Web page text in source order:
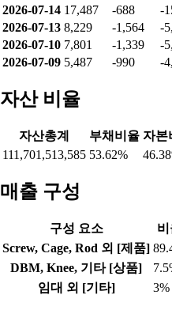
2026-07-14 17,487 -688
-
2026-07-13 8,229 -1,564
-
2026-07-10 7,801 -1,339
-
2026-07-09 5,487 -990 -
자산 비율
자산총계 부채비율 자본
111,701,513,585 53.62%
매출 구성
구성 요소
Screw, Cage, Rod 외 [제품]
DBM, Knee, 기타 [상품]
임대 외 [기타]
3%